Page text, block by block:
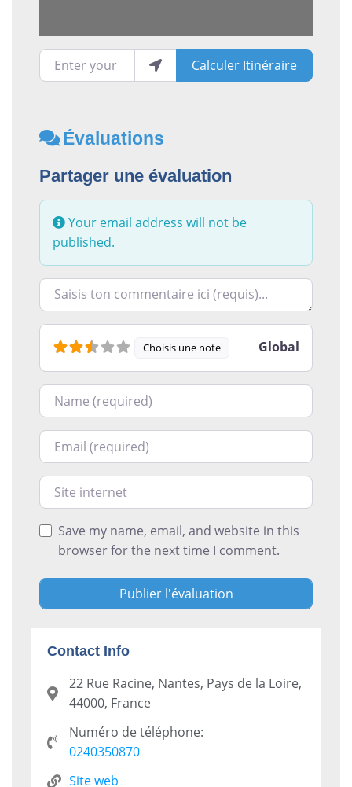
Enter your location Calculer Itinéraire
Évaluations
Partager une évaluation
Your email address will not be
published.
Racontez-nous ce que vous avez le plus et le
Choisis une note Global
Nom
Courriel
Site internet
Save my name, email, and website in this
browser for the next time I comment.
Contact Info
22 Rue Racine, Nantes, Pays de la Loire,
44000, France
Numéro de téléphone:
0240350870
Site web